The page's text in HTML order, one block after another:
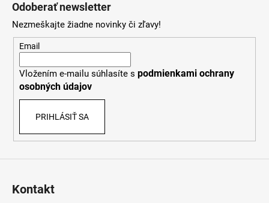
Odoberať newsletter
Nezmeškajte žiadne novinky či zľavy!
Email
Vložením e-mailu súhlasíte s podmienkami ochrany
osobných údajov
PRIHLÁSIŤ SA
Kontakt